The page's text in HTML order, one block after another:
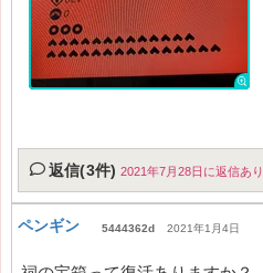
返信(3件) 2021年7月28日に返信あり
ペンギン 5444362d 2021年1月4日